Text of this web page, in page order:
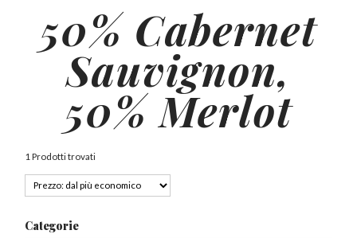
50% Cabernet
Sauvignon,
50% Merlot
1 Prodotti trovati
Categorie